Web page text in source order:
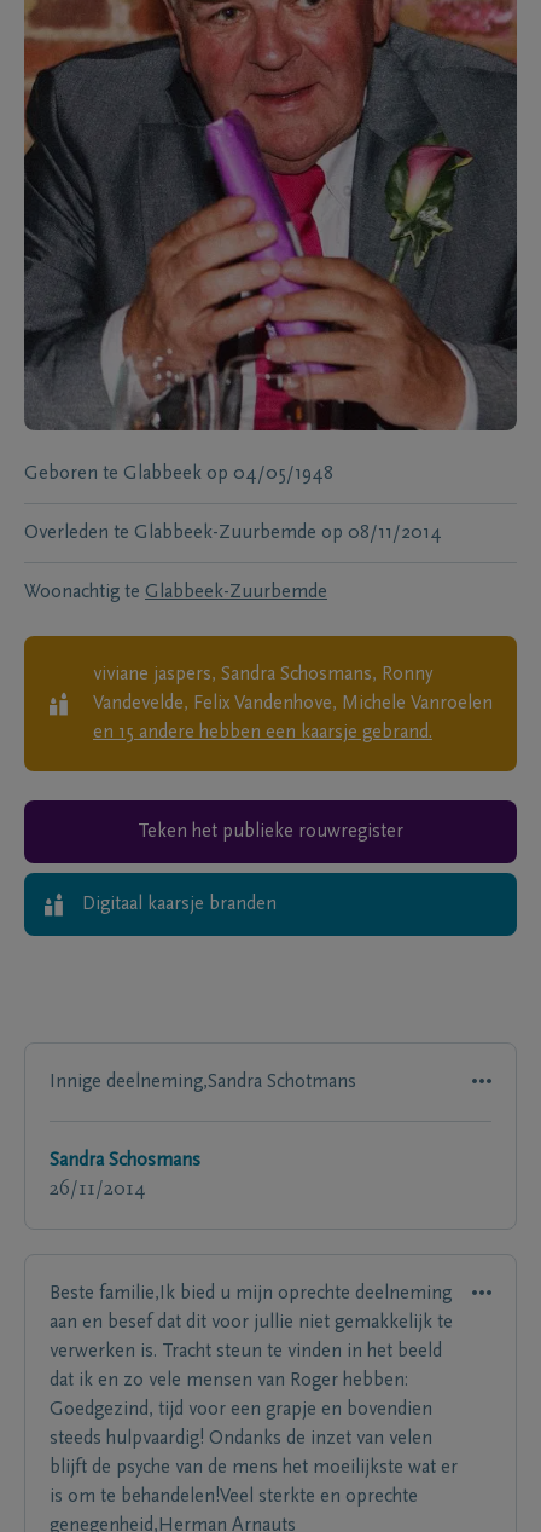
Geboren te Glabbeek op 04/05/1948
Overleden te Glabbeek-Zuurbemde op 08/11/2014
Woonachtig te Glabbeek-Zuurbemde
viviane jaspers, Sandra Schosmans, Ronny
Vandevelde, Felix Vandenhove, Michele Vanroelen
en 15 andere hebben een kaarsje gebrand.
Teken het publieke rouwregister
Digitaal kaarsje branden
Innige deelneming,Sandra Schotmans
Sandra Schosmans
26/11/2014
Beste familie,Ik bied u mijn oprechte deelneming
aan en besef dat dit voor jullie niet gemakkelijk te
verwerken is. Tracht steun te vinden in het beeld
dat ik en zo vele mensen van Roger hebben:
Goedgezind, tijd voor een grapje en bovendien
steeds hulpvaardig! Ondanks de inzet van velen
blijft de psyche van de mens het moeilijkste wat er
is om te behandelen!Veel sterkte en oprechte
genegenheid,Herman Arnauts